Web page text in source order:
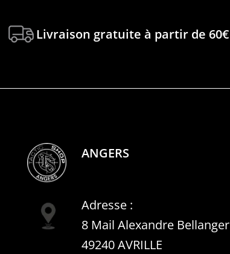
Livraison gratuite à partir de 60€
ANGERS
Adresse :
8 Mail Alexandre Bellanger
49240 AVRILLE